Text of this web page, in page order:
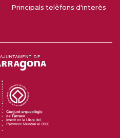
Principals telèfons d'interès